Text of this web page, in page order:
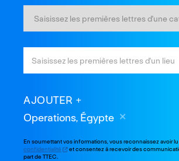
AJOUTER
Operations, Égypte
En soumettant vos informations, vous reconnaissez avoir
confidentialité
et consentez à recevoir des
part de TTEC.